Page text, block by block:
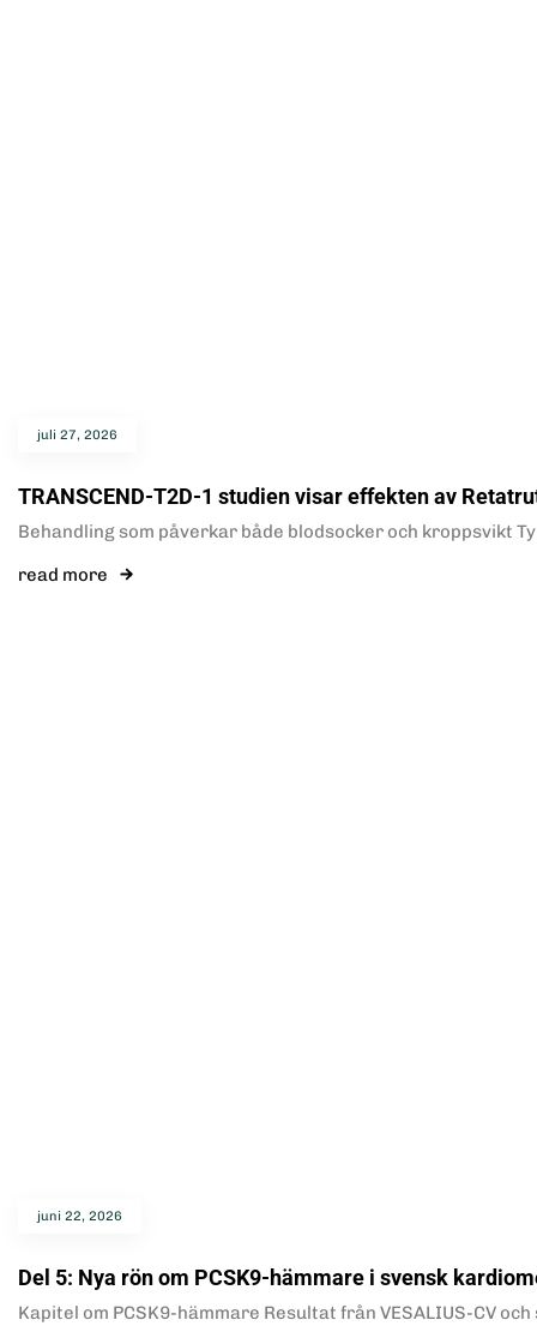
juli 27, 2026
TRANSCEND-T2D-1 studien visar effekten av
Behandling som påverkar både blodsocker och kroppsvikt
read more
juni 22, 2026
Del 5: Nya rön om PCSK9-hämmare i svensk
Kapitel om PCSK9-hämmare Resultat från VESALIUS-CV